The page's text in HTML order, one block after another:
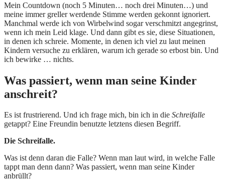
Mein Countdown (noch 5 Minuten… noch drei Minuten…) und
meine immer greller werdende Stimme werden gekonnt ignoriert.
Manchmal werde ich von Wirbelwind sogar verschmitzt angegrinst,
wenn ich mein Leid klage. Und dann gibt es sie, diese Situationen,
in denen ich schreie. Momente, in denen ich viel zu laut meinen
Kindern versuche zu erklären, warum ich gerade so erbost bin. Und
ich bewirke … nichts.
Was passiert, wenn man seine Kinder
anschreit?
Es ist frustrierend. Und ich frage mich, bin ich in die Schreifalle
getappt? Eine Freundin benutzte letztens diesen Begriff.
Die Schreifalle.
Was ist denn daran die Falle? Wenn man laut wird, in welche Falle
tappt man denn dann? Was passiert, wenn man seine Kinder
anbrüllt?